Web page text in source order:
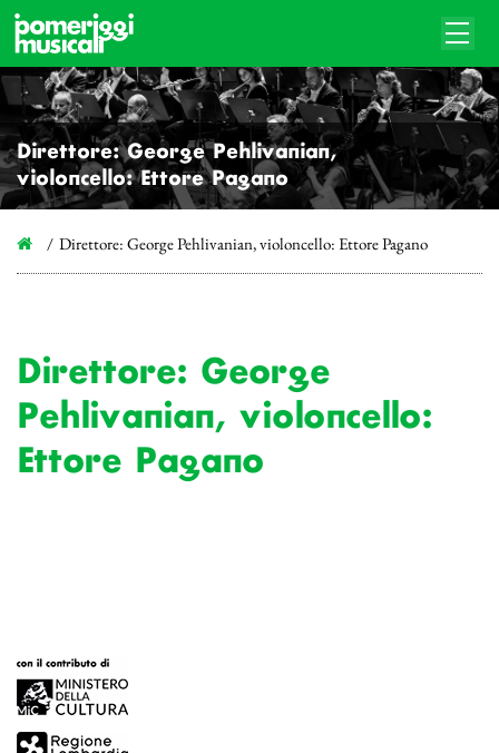
Direttore: George Pehlivanian,
violoncello: Ettore Pagano
Direttore: George Pehlivanian, violoncello: Ettore Pagano
Direttore: George
Pehlivanian, violoncello:
Ettore Pagano